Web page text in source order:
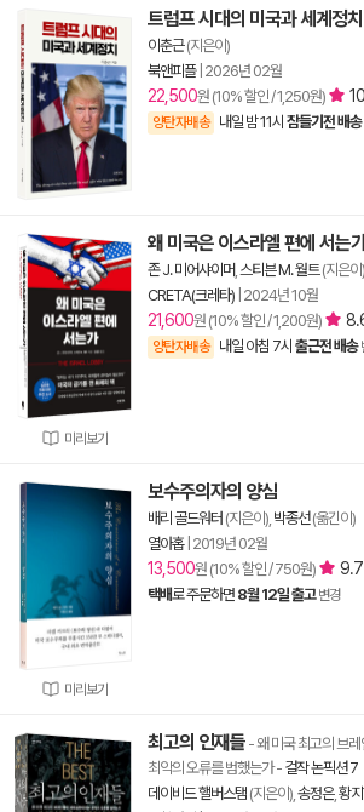
트럼프 시대의 미국과 세계정치
이춘근(지은이)
북앤피플| 2026년 02월
22,500원 (10% 할인 / 1,250원)
양탄자배송 내일 밤 11시 잠들기전 배송
미리보기
왜 미국은 이스라엘 편에 서는
존 J. 미어샤이머 스티븐 M. 월트(지은이),
CRETA(크레타) 2024년 10월
21,600원 (10% 할인 / 1,200원)
양탄자배송 내일 아침 7시 출근전 배송
미리보기
보수주의자의 양심
배리 골드워터 (지은이), 박종선(옮긴이)
열아홉| 2019년 02월
13,500원 (10% 할인 / 750원) 9.7
택배로 주문하면 8월 12일 출고 변경
최고의 인재들 - 왜 미국 최고의 브
최악의 오류를 범했는가- 걸작 논픽션 7
데이비드 핼버스탬 (지은이), 송정은, 황